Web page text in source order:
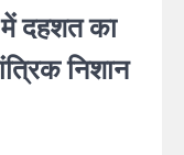
दहशत का
निशान